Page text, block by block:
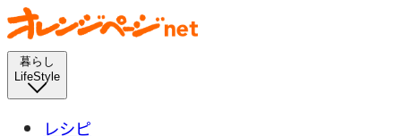
暮らし
LifeStyle
レシピ